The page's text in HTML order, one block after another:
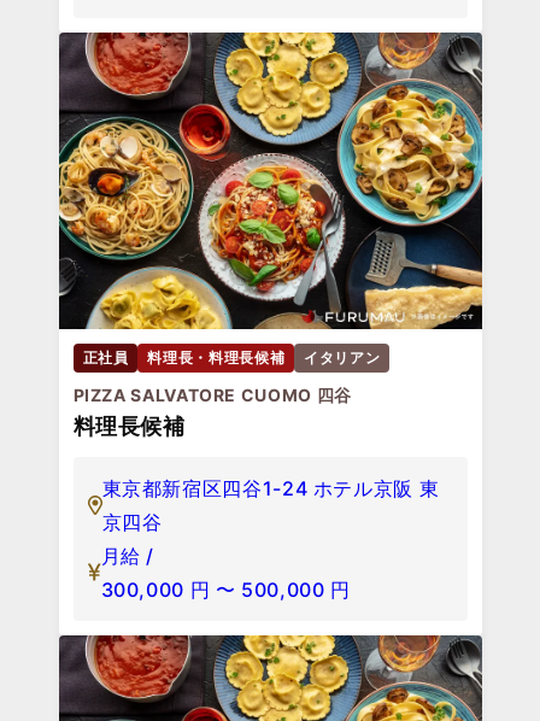
正社員 料理長・料理長候補 イタリアン
PIZZA SALVATORE CUOMO 四谷
料理長候補
東京都新宿区四谷1-24 ホテル京阪 東
京四谷
月給 /
300,000 円 〜 500,000 円